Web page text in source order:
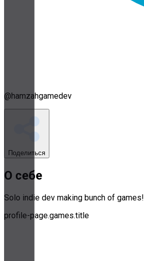
@hamzahgamedev
Поделиться
О себе
Solo indie dev making bunch of games!
profile-page.games.title